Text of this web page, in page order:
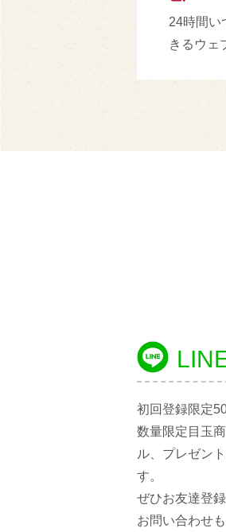
24時間い
きるウェ
初回登録限定
数量限定目玉
ル、プレゼン
す。
ぜひお友達登
お問い合わせ